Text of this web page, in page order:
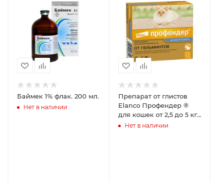
Баймек 1% флак. 200 мл.
Нет в наличии
Препарат от глистов
Elanco Профендер ®
для кошек от 2,5 до 5 кг.
2 пип. в упак.
Нет в наличии